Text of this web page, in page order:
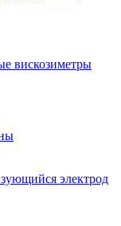
вискозиметры
электрод